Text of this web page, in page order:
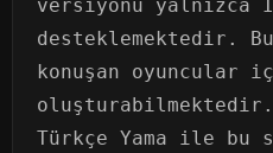
versiyonu
desteklemektedir.
konuşan oyuncular
oluşturabilmektedir.
Türkçe Yama ile bu